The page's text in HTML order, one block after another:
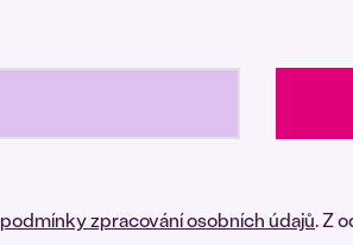
podmínky zpracování osobních údajů. Z